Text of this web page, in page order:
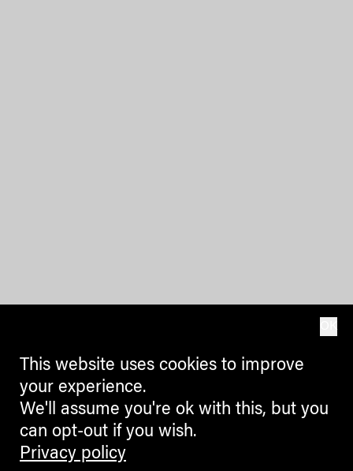
This website uses cookies to improve
your experience.
We'll assume you're ok with this, but you
can opt-out if you wish.
Privacy policy